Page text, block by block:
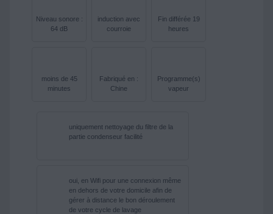
Niveau sonore :
64 dB
induction avec
courroie
Fin différée 19
heures
moins de 45
minutes
Fabriqué en :
Chine
Programme(s)
vapeur
uniquement nettoyage du filtre de la
partie condenseur facilité
oui, en Wifi pour une connexion même
en dehors de votre domicile afin de
gérer à distance le bon déroulement
de votre cycle de lavage